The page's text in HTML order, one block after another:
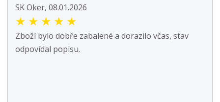
SK Oker, 08.01.2026
★ ★ ★ ★ ★
Zboží bylo dobře zabalené a dorazilo včas, stav
odpovídal popisu.